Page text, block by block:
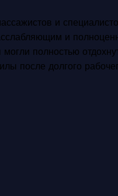
и
и
полностью
после долгого